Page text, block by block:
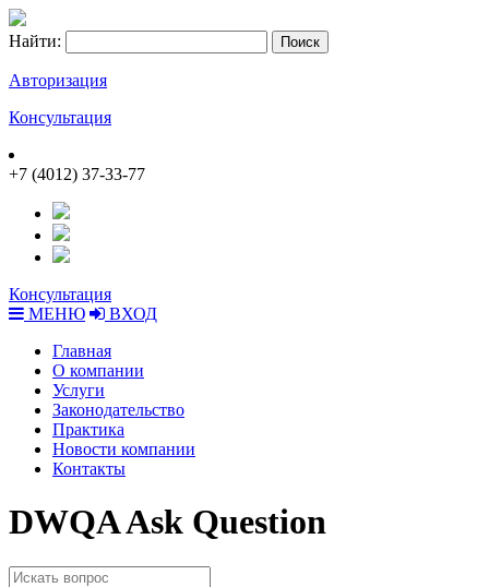
Найти:
Авторизация
Консультация
+7 (4012) 37-33-77
Консультация
МЕНЮ
ВХОД
Главная
О компании
Услуги
Законодательство
Практика
Новости компании
Контакты
DWQA Ask Question